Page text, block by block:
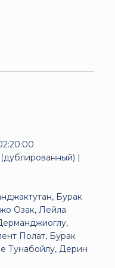
|
Бурак
Озак, Лейла
Полат, Бурак
Тунабойлу, Дерин